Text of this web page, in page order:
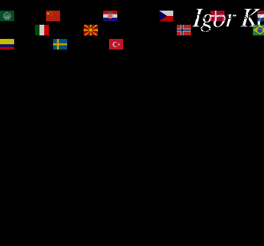
Igor
Čeština‎
Dansk
Norsk bokmål